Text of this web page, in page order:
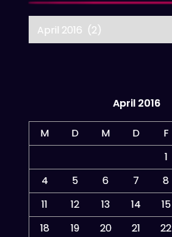
Archiv
April 2016
M D M D F
1
4
5 6 7 8
11
12 13 14 15
18
19 20 21 22